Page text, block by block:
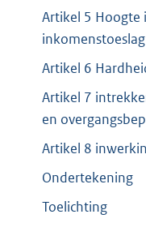
Artikel 5 Hoogte
inkomenstoeslag
Artikel 6
Artikel 7
en
Artikel 8
Ondertekening
Toelichting